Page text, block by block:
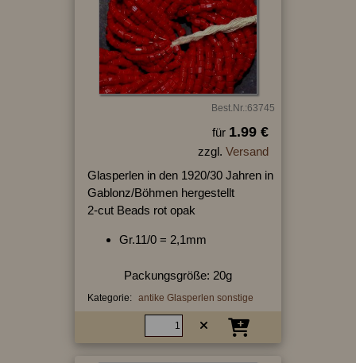
Best.Nr.:63745
für 1.99 €
zzgl. Versand
Glasperlen in den 1920/30 Jahren in
Gablonz/Böhmen hergestellt
2-cut Beads rot opak
Gr.11/0 = 2,1mm
Packungsgröße: 20g
Kategorie: antike Glasperlen sonstige